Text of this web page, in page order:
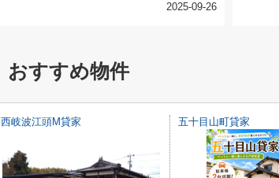
2025-09-26
おすすめ物件
西岐波江頭M貸家 五十目山町貸家